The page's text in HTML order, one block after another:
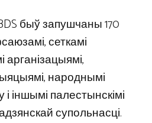
быў запушчаны 170
сеткамі
народнымі
і іншымі палестынскімі
супольнасці.